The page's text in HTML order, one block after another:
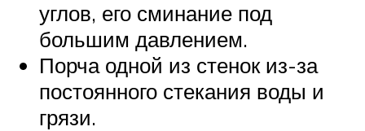
углов, его сминание под
большим давлением.
Порча одной из стенок из-за
постоянного стекания воды и
грязи.